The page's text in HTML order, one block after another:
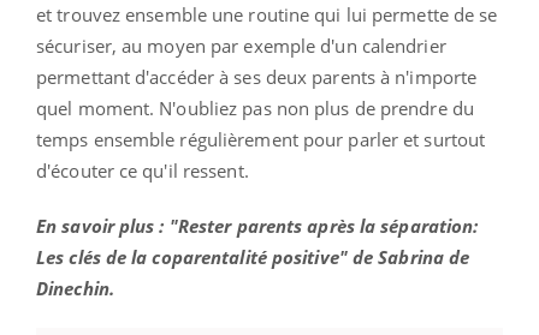
et trouvez ensemble une routine qui lui permette de se
sécuriser, au moyen par exemple d'un calendrier
permettant d'accéder à ses deux parents à n'importe
quel moment. N'oubliez pas non plus de prendre du
temps ensemble régulièrement pour parler et surtout
d'écouter ce qu'il ressent.
En savoir plus : "Rester parents après la séparation:
Les clés de la coparentalité positive" de Sabrina de
Dinechin.